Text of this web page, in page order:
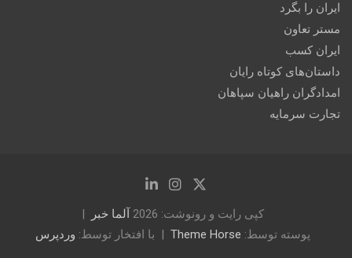
ایران را بگرد
مستر تعاون
ایران کسب
داستان‌های کوتاه رایان
امدادگران راهیان سپاهان
تجارت سرمایه
کپی رایت و رونوشت: 2026
آلما خبر
پوسته توسط: Theme Horse با افتخار توسط: وردپرس